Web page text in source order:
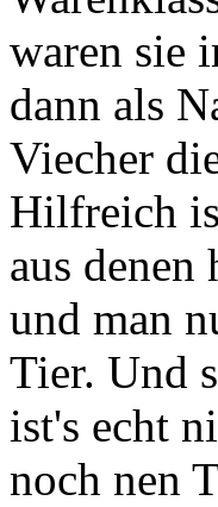
waren sie
dann als
Viecher
Hilfreich
aus denen
und man
Tier. Und
ist's echt
noch nen